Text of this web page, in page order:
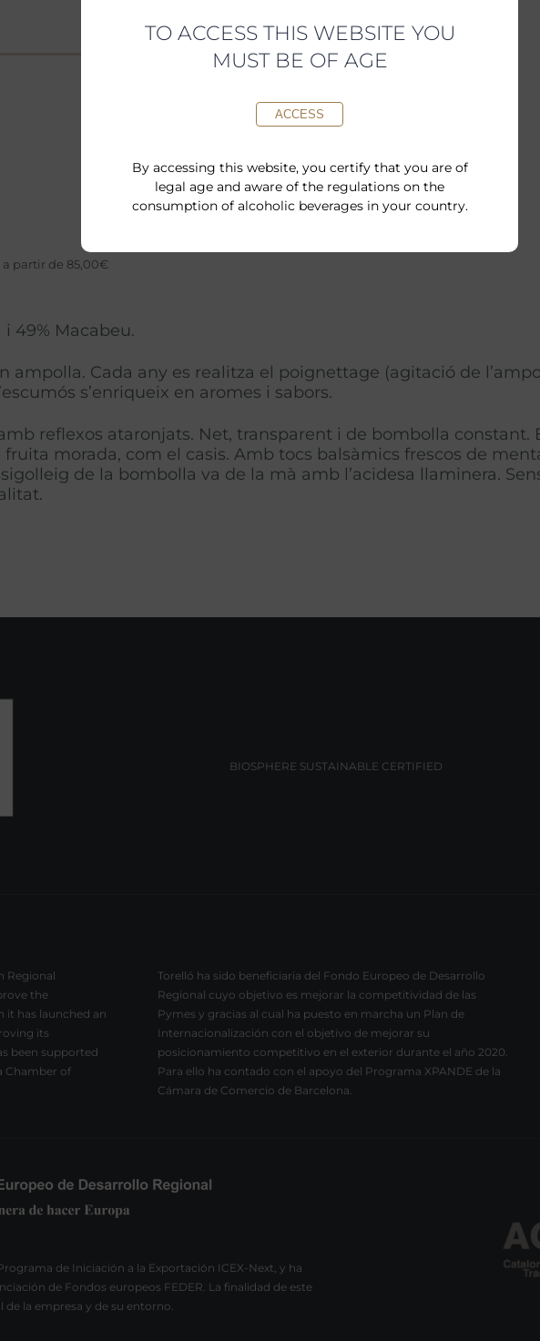
a partir de 85,00€
i 49% Macabeu.
ampolla. Cada any es realitza el poignettage (agitació de
s’enriqueix en aromes i sabors.
reflexos ataronjats. Net, transparent i de bombolla constant.
morada, com el casis. Amb tocs balsàmics frescos de
de la bombolla va de la mà amb l’acidesa llaminera.
BIOSPHERE SUSTAINABLE CERTIFIED
Regional
the
it has launched an
its
been supported
Chamber of
Torelló ha sido beneficiaria del Fondo Europeo de Desarrollo
Regional cuyo objetivo es mejorar la competitividad de las
Pymes y gracias al cual ha puesto en marcha un Plan de
Internacionalización con el objetivo de mejorar su
posicionamiento competitivo en el exterior durante el año 2020.
Para ello ha contado con el apoyo del Programa XPANDE de la
Cámara de Comercio de Barcelona.
de Iniciación a la Exportación ICEX-Next, y ha
de Fondos europeos FEDER. La finalidad de este
la empresa y de su entorno.
TO ACCESS THIS WEBSITE YOU
MUST BE OF AGE
ACCESS
By accessing this website, you certify that you are of
legal age and aware of the regulations on the
consumption of alcoholic beverages in your country.